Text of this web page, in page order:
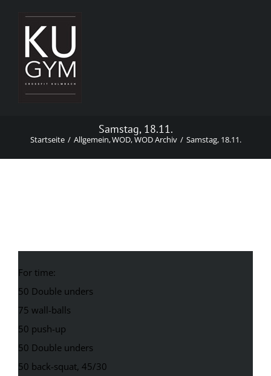
springen
Samstag, 18.11.
Startseite Allgemein WOD WOD Archiv Samstag, 18.11.
For time:
50 Double unders
75 wall-balls
50 push-up
50 Double unders
50 back-squat, 45/30